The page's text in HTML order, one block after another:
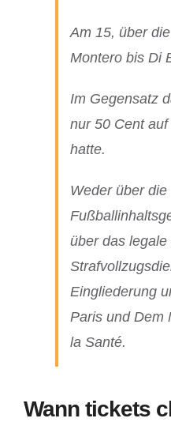
Am 15, über
Montero bis Di
Im Gegensatz
nur 50 Cent
hatte.
Weder über die
über das legale
Eingliederung
Paris und Dem
la Santé.
Wann tickets